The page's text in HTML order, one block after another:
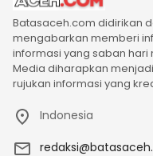
Batasaceh.com didirikan
mengabarkan memberi
informasi yang saban hari
Media diharapkan
rujukan informasi yang
Indonesia